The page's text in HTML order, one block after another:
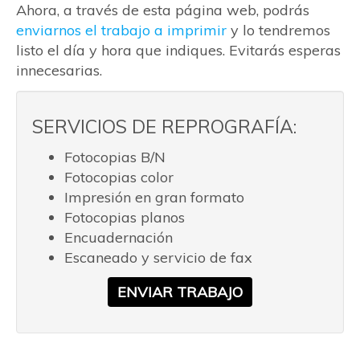
Ahora, a través de esta página web, podrás
enviarnos el trabajo a imprimir y lo tendremos
listo el día y hora que indiques. Evitarás esperas
innecesarias.
SERVICIOS DE REPROGRAFÍA:
Fotocopias B/N
Fotocopias color
Impresión en gran formato
Fotocopias planos
Encuadernación
Escaneado y servicio de fax
ENVIAR TRABAJO